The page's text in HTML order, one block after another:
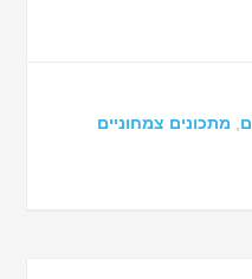
מתכונים צמחוניים